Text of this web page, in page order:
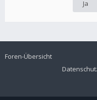
Foren-Übersicht